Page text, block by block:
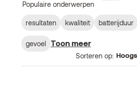
zoeken
Populaire onderwerpen
resultaten kwaliteit batterijduur
gevoel Toon meer
Sorteren op: